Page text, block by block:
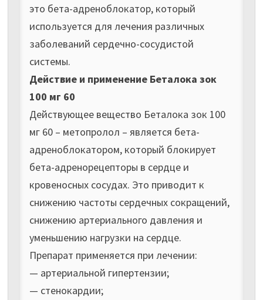
это бета-адреноблокатор, который
используется для лечения различных
заболеваний сердечно-сосудистой
системы.
Действие и применение Беталока зок
100 мг 60
Действующее вещество Беталока зок 100
мг 60 – метопролол – является бета-
адреноблокатором, который блокирует
бета-адренорецепторы в сердце и
кровеносных сосудах. Это приводит к
снижению частоты сердечных сокращений,
снижению артериального давления и
уменьшению нагрузки на сердце.
Препарат применяется при лечении:
— артериальной гипертензии;
— стенокардии;